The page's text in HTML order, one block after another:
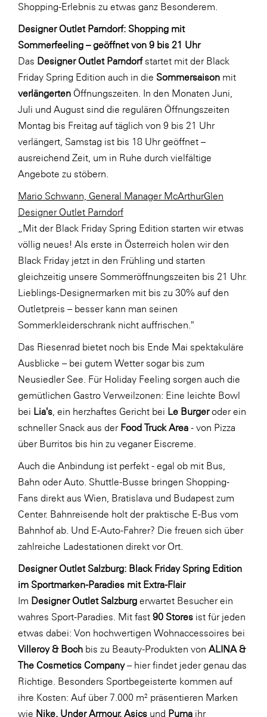
MTH Retail Group
OMV
OptimaMed
PAGRO
PHH Rechtsanwält:innen
Primark
Salesforce
sebamed
SeneCura
SERVICE&MORE
SKINUANCE®
Somfy
Sony DADC
SPIEGLTEC
STIHL Tirol
Trend Micro
TAG GmbH
VALETTA
Verband Druck Medien Österreich
Wirtschaftskammer Salzburg
WKS Fachgruppe Fahrzeughandel und
Fahrzeugtechnik
WKS Fachgruppe Finanzdienstleister
WK UBIT
Zühlke
Media
Shopping-Erlebnis zu etwas ganz Besonderem.
Designer Outlet Parndorf: Shopping mit
Sommerfeeling – geöffnet von 9 bis 21 Uhr
Das Designer Outlet Parndorfstartet mit der Black
Friday Spring Edition auch in die Sommersaison mit
verlängerten Öffnungszeiten. In den Monaten Juni,
Juli und August sind die regulären Öffnungszeiten
Montag bis Freitag auf täglich von 9 bis 21 Uhr
verlängert, Samstag ist bis 18 Uhr geöffnet –
ausreichend Zeit, um in Ruhe durch vielfältige
Angebote zu stöbern.
Mario Schwann, General Manager McArthurGlen
Designer Outlet Parndorf
„Mit der Black Friday Spring Edition starten wir etwas
völlig neues! Als erste in Österreich holen wir den
Black Friday jetzt in den Frühling und starten
gleichzeitig unsere Sommeröffnungszeiten bis 21 Uhr.
Lieblings-Designermarken mit bis zu 30% auf den
Outletpreis – besser kann man seinen
Sommerkleiderschrank nicht auffrischen."
Das Riesenrad bietet noch bis Ende Mai spektakuläre
Ausblicke – bei gutem Wetter sogar bis zum
Neusiedler See. Für Holiday Feeling sorgen auch die
gemütlichen Gastro Verweilzonen: Eine leichte Bowl
bei Lia's , ein herzhaftes Gericht bei Le Burgeroder ein
schneller Snack aus der Food Truck Area - von Pizza
über Burritos bis hin zu veganer Eiscreme.
Auch die Anbindung ist perfekt - egal ob mit Bus,
Bahn oder Auto. Shuttle-Busse bringen Shopping-
Fans direkt aus Wien, Bratislava und Budapest zum
Center. Bahnreisende holt der praktische E-Bus vom
Bahnhof ab. Und E-Auto-Fahrer? Die freuen sich über
zahlreiche Ladestationen direkt vor Ort.
Designer Outlet Salzburg: Black Friday Spring Edition
im Sportmarken-Paradies mit Extra-Flair
Im Designer Outlet Salzburg erwartet Besucher ein
wahres Sport-Paradies. Mit fast 90 Stores ist für jeden
etwas dabei: Von hochwertigen Wohnaccessoires bei
Villeroy & Boch bis zu Beauty-Produkten von ALINA &
The Cosmetics Company– hier findet jeder genau das
Richtige. Besonders Sportbegeisterte kommen auf
ihre Kosten: Auf über 7.000 m² präsentieren Marken
wie Nike, Under Armour, Asics und Puma ihr